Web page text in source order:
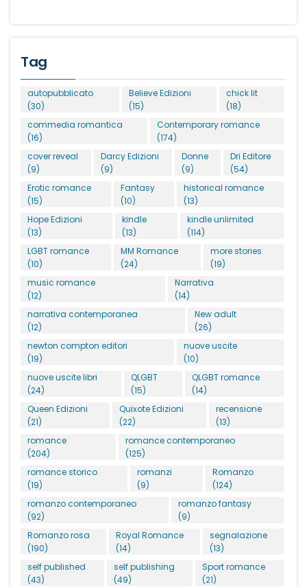
Tag
autopubblicato
(30)
Believe Edizioni
(15)
chick lit
(18)
commedia romantica
(16)
Contemporary romance
(174)
cover reveal
(9)
Darcy Edizioni
(9)
Donne
(9)
Dri Editore
(54)
Erotic romance
(15)
Fantasy
(10)
historical romance
(13)
Hope Edizioni
(13)
kindle
(13)
kindle unlimited
(114)
LGBT romance
(10)
MM Romance
(24)
more stories
(19)
music romance
(12)
Narrativa
(14)
narrativa contemporanea
(12)
New adult
(26)
newton compton editori
(19)
nuove uscite
(10)
nuove uscite libri
(24)
QLGBT
(15)
QLGBT romance
(14)
Queen Edizioni
(21)
Quixote Edizioni
(22)
recensione
(13)
romance
(204)
romance contemporaneo
(125)
romance storico
(19)
romanzi
(9)
Romanzo
(124)
romanzo contemporaneo
(92)
romanzo fantasy
(9)
Romanzo rosa
(190)
Royal Romance
(14)
segnalazione
(13)
self published
(43)
self publishing
(49)
Sport romance
(21)